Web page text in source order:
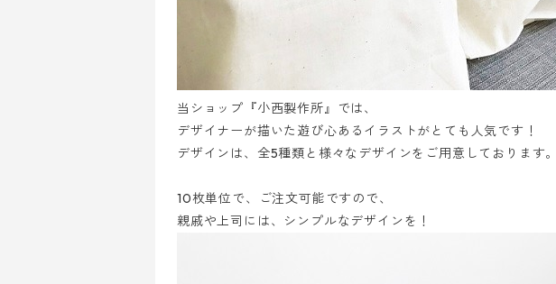
当ショップ『小西製作所』では、
デザイナーが描いた遊び心あるイラストがとても人気です！
デザインは、全5種類と様々なデザインをご用意しております。
10枚単位で、ご注文可能ですので、
親戚や上司には、シンプルなデザインを！